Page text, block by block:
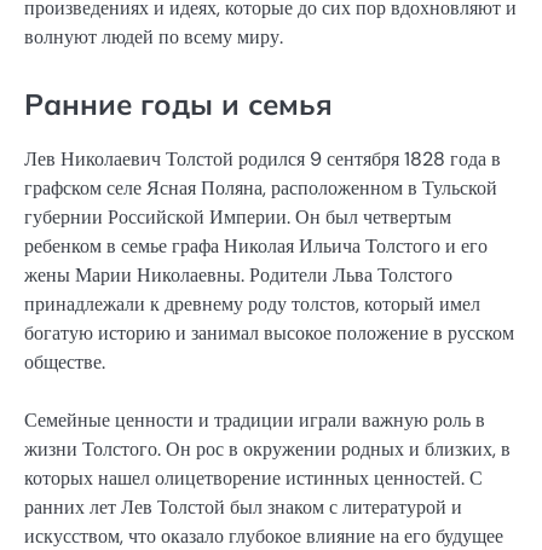
произведениях и идеях, которые до сих пор вдохновляют и
волнуют людей по всему миру.
Ранние годы и семья
Лев Николаевич Толстой родился 9 сентября 1828 года в
графском селе Ясная Поляна, расположенном в Тульской
губернии Российской Империи. Он был четвертым
ребенком в семье графа Николая Ильича Толстого и его
жены Марии Николаевны. Родители Льва Толстого
принадлежали к древнему роду толстов, который имел
богатую историю и занимал высокое положение в русском
обществе.
Семейные ценности и традиции играли важную роль в
жизни Толстого. Он рос в окружении родных и близких, в
которых нашел олицетворение истинных ценностей. С
ранних лет Лев Толстой был знаком с литературой и
искусством, что оказало глубокое влияние на его будущее